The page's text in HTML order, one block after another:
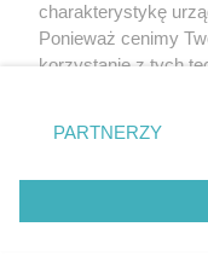
charakterystykę
Ponieważ cenimy
korzystanie z tych
zmienić/wycofać
znajdujący się w
rodzaje
użytkownika, ale
przetwarzaniu.
PARTNERZY